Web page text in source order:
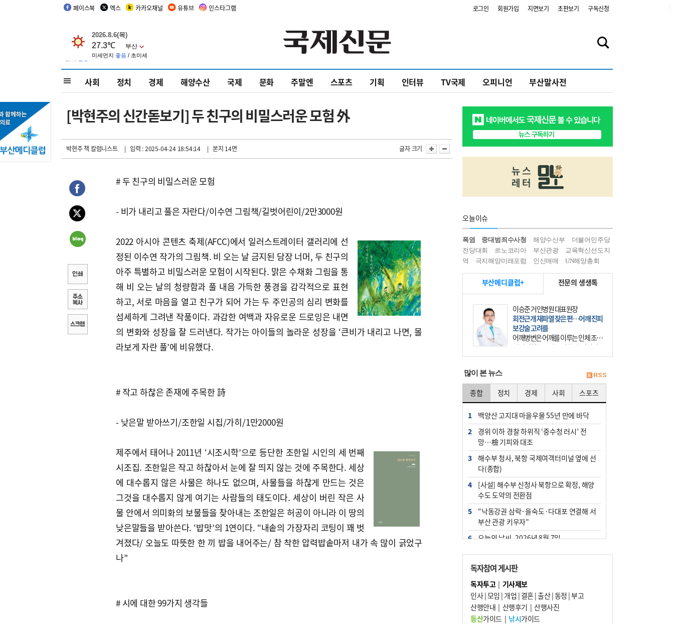
페이스북 엑스 카카오채널 유튜브 인스타그램 로그인 회원가입 지면보기 초판보기 구독신청
사회 정치 경제 해양수산 국제 문화 주말엔 스포츠 기획 인터뷰 TV국제 오피니언 부산말사전
[박현주의 신간돋보기] 두 친구의 비밀스러운 모험 外
박현주 책 칼럼니스트 | 입력 : 2025-04-24 18:54:14 | 본지 14면 글자 크기
# 두 친구의 비밀스러운 모험
- 비가 내리고 풀은 자란다/이수연 그림책/길벗어린이/2만3000원
2022 아시아 콘텐츠 축제(AFCC)에서 일러스트레이터 갤러리에 선
정된 이수연 작가의 그림책. 비 오는 날 금지된 담장 너머, 두 친구의
아주 특별하고 비밀스러운 모험이 시작된다. 맑은 수채화 그림을 통
해 비 오는 날의 청량함과 풀 내음 가득한 풍경을 감각적으로 표현
하고, 서로 마음을 열고 친구가 되어 가는 두 주인공의 심리 변화를
섬세하게 그려낸 작품이다. 과감한 여백과 자유로운 드로잉은 내면
의 변화와 성장을 잘 드러낸다. 작가는 아이들의 놀라운 성장을 ‘큰비가 내리고 나면, 몰
라보게 자란 풀’에 비유했다.
# 작고 하찮은 존재에 주목한 詩
- 낮은말 받아쓰기/조한일 시집/가히/1만2000원
제주에서 태어나 2011년 ‘시조시학’으로 등단한 조한일 시인의 세 번째
시조집. 조한일은 작고 하찮아서 눈에 잘 띄지 않는 것에 주목한다. 세상
에 대수롭지 않은 사물은 하나도 없으며, 사물들을 하찮게 만드는 것은
그것을 대수롭지 않게 여기는 사람들의 태도이다. 세상이 버린 작은 사
물 안에서 의미화의 보물들을 찾아내는 조한일은 허공이 아니라 이 땅의
낮은말들을 받아쓴다. ‘밥맛’의 1연이다. “내솥의 가장자리 코팅이 꽤 벗
겨졌다/ 오늘도 따뜻한 한 끼 밥을 내어주는/ 참 착한 압력밥솥마저 내가 속 많이 긁었구
나”
# 시에 대한 99가지 생각들
오늘이슈
폭염 중대범죄수사청 해양수산부
더불어민주당
전당대회
르노코리아 부산관광
교육혁신선도지
역
극지해양미래포럼 인신매매 UN해양총회
부산메디클럽+ 전문의 생생톡
이승준 거인병원 대표원장
회전근개 재파열 잦은 편…어깨 진피
보강술 고려를
어깨병변은 어깨를 이루는 인체 조직
에 발생하는 손상을 말한다. 여기에
는 오십견과 회전근개 증후군, 어깨
많이 본 뉴스
종합 정치 경제 사회 스포츠
1
백양산 고지대 마을우물 55년 만에 바닥
2
경위 이하 경찰 하위직 ‘중수청 러시’ 전
망…檢 기피와 대조
3
해수부 청사, 북항 국제여객터미널 옆에 선
다(종합)
4
[사설] 해수부 신청사 북항으로 확정, 해양
수도 도약의 전환점
5
“낙동강권 삼락·을숙도·다대포 연결해 서
부산 관광 키우자”
6
오늘의 날씨- 2026년 8월 7일
7
부울경 주말부터 비소식…‘극한 폭염’ 한풀
꺾일 듯
8
피란마을 67년 역사인데…전교생 24명 아
미초 통폐합 기로
9
외국인 선원 ‘인신매매 경유지’ 된 부산…
우려가 현실로
독자참여 게시판
독자투고| 기사제보
인사|모임 | 개업 | 결혼|출산|동정 |부고
산행안내 | 산행후기 | 산행사진
등산가이드| 낚시가이드